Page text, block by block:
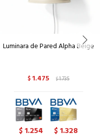
Luminara de Pared Alpha Beige
$1.475 $1.735
$1.254 $1.328